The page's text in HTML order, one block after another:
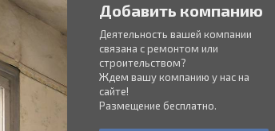
Добавить компанию
Деятельность вашей компании
связана с ремонтом или
строительством?
Ждем вашу компанию у нас на
сайте!
Размещение бесплатно.